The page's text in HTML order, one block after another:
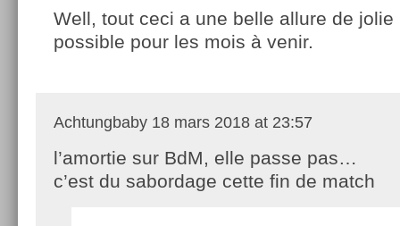
Well, tout ceci a une belle allure de jolie
possible pour les mois à venir.
Achtungbaby 18 mars 2018 at 23:57
l’amortie sur BdM, elle passe pas…
c’est du sabordage cette fin de match